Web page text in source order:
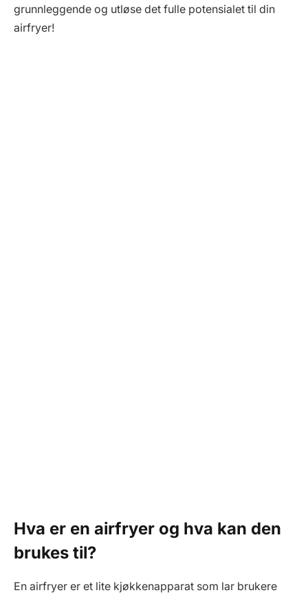
grunnleggende og utløse det fulle potensialet til din
airfryer!
Hva er en airfryer og hva kan den
brukes til?
En airfryer er et lite kjøkkenapparat som lar brukere